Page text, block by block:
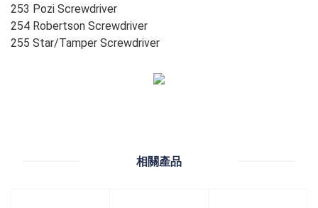
253 Pozi Screwdriver
254 Robertson Screwdriver
255 Star/Tamper Screwdriver
相關產品